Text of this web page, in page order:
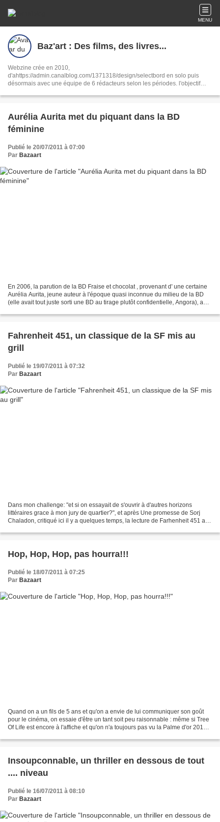
MENU
Baz'art : Des films, des livres...
Webzine crée en 2010,
d'ahttps://admin.canalblog.com/1371318/design/selectbord en solo puis
désormais avec une équipe de 6 rédacteurs selon les périodes. l'objectif
ciné, livres, musique, interviews, spectacles.
Aurélia Aurita met du piquant dans la BD
féminine
Publié le 20/07/2011 à 07:00
Par Bazaart
En 2006, la parution de la BD Fraise et chocolat , provenant d' une certaine
Aurélia Aurita, jeune auteur à l'époque quasi inconnue du milieu de la BD
(elle avait tout juste sorti une BD au tirage plutôt confidentielle, Angora), a
Fahrenheit 451, un classique de la SF mis au
grill
Publié le 19/07/2011 à 07:32
Par Bazaart
Dans mon challenge: "et si on essayait de s'ouvrir à d'autres horizons
littéraires grace à mon jury de quartier?", et après Une promesse de Sorj
Chaladon, critiqué ici il y a quelques temps, la lecture de Farhenheit 451 a
Hop, Hop, Hop, pas hourra!!!
Publié le 18/07/2011 à 07:25
Par Bazaart
Quand on a un fils de 5 ans et qu'on a envie de lui communiquer son goût
pour le cinéma, on essaie d'être un tant soit peu raisonnable : même si Tree
Of Life est encore à l'affiche et qu'on n'a toujours pas vu la Palme d'or 2011,
Insoupconnable, un thriller en dessous de tout
.... niveau
Publié le 16/07/2011 à 08:10
Par Bazaart